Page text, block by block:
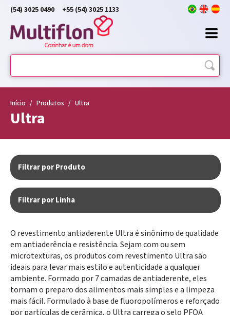
(54) 3025 0490 +55 (54) 3025 1133
Início / Produtos / Ultra
Ultra
Filtrar por Produto
Filtrar por Linha
O revestimento antiaderente Ultra é sinônimo de qualidade
em antiaderência e resistência. Sejam com ou sem
microtexturas, os produtos com revestimento Ultra são
ideais para levar mais estilo e autenticidade a qualquer
ambiente. Formado por 7 camadas de antiaderente, eles
tornam o preparo dos alimentos mais simples e a limpeza
mais fácil. Formulado à base de fluoropolímeros e reforçado
por partículas de cerâmica, o Ultra carrega o selo PFOA